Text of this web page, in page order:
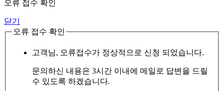
오류 접수 확인
닫기
오류 접수 확인
고객님, 오류접수가 정상적으로 신청 되었습니다.
문의하신 내용은 3시간 이내에 메일로 답변을 드릴
수 있도록 하겠습니다.